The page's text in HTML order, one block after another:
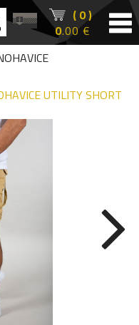
( 0 )
0.00 €
UTILITY SHORT